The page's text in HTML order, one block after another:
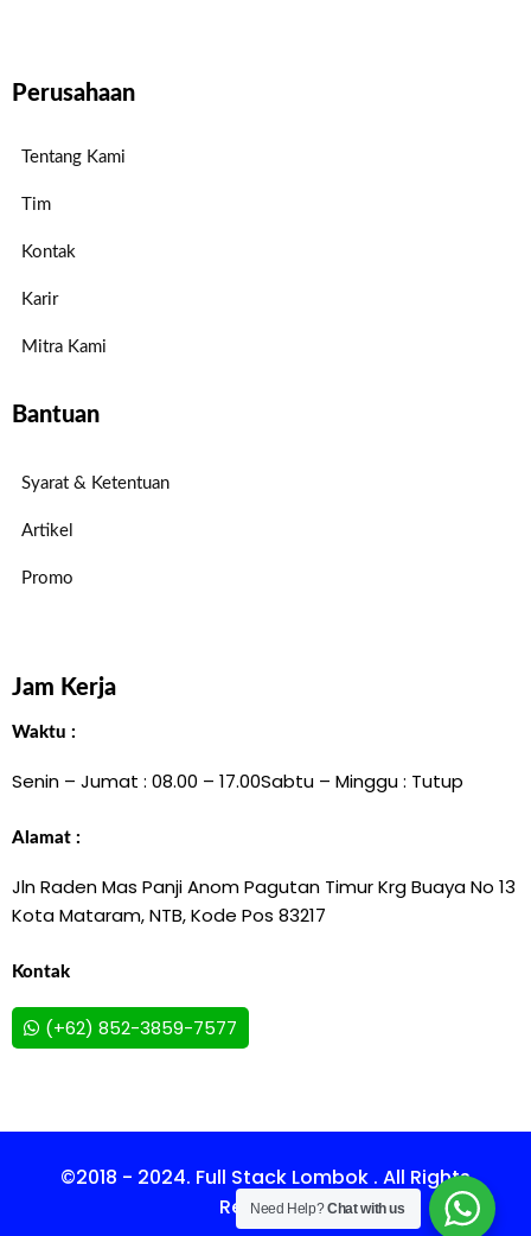
Perusahaan
Tentang Kami
Tim
Kontak
Karir
Mitra Kami
Bantuan
Syarat & Ketentuan
Artikel
Promo
Jam Kerja
Waktu :
Senin – Jumat : 08.00 – 17.00Sabtu – Minggu : Tutup
Alamat :
Jln Raden Mas Panji Anom Pagutan Timur Krg Buaya No 13
Kota Mataram, NTB, Kode Pos 83217
Kontak
(+62) 852-3859-7577
©2018 - 2024. Full Stack Lombok . All Rights
Reserved.
Need Help?Chat with us